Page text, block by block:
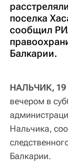
поселка
сообщил
Балкарии.
НАЛЬЧИК, 19
вечером в
Нальчика,
Балкарии.